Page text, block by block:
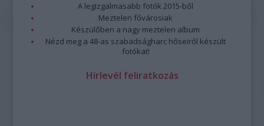
A legizgalmasabb fotók 2015-ből
Meztelen fővárosiak
Készülőben a nagy meztelen album
Nézd meg a 48-as szabadságharc hőseiről készült
fotókat!
Hírlevél feliratkozás